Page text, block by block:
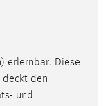
erlernbar. Diese
deckt den
und